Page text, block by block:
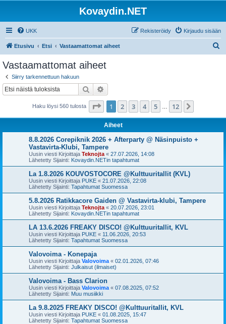
Kovaydin.NET
UKK Kirjaudu sisään
Rekisteröidy
Etusivu Etsi Vastaamattomat aiheet
Vastaamattomat aiheet
Siirry tarkennettuun hakuun
Etsi
Haku löysi 560 tulosta Sivu /12
1 2 3 4 5 12
Aiheet
8.8.2026 Corepiknik 2026 + Afterparty @ Näsinpuisto +
Vastavirta-Klubi, Tampere
Uusin viesti Kirjoittaja Teknojta « 27.07.2026, 14:08
Lähetetty Sijainti: Kovaydin.NETin tapahtumat
La 1.8.2026 KOUVOSTOCORE @Kulttuuritallit (KVL)
Uusin viesti Kirjoittaja PUKE « 21.07.2026, 22:08
Lähetetty Sijainti: Tapahtumat Suomessa
5.8.2026 Ratikkacore Gaiden @ Vastavirta-klubi, Tampere
Uusin viesti Kirjoittaja Teknojta « 20.07.2026, 23:01
Lähetetty Sijainti: Kovaydin.NETin tapahtumat
LA 13.6.2026 FREAKY DISCO! @Kulttuuritallit, KVL
Uusin viesti Kirjoittaja PUKE « 11.06.2026, 20:53
Lähetetty Sijainti: Tapahtumat Suomessa
Valovoima - Konepaja
Uusin viesti Kirjoittaja Valovoima « 02.01.2026, 07:46
Lähetetty Sijainti: Julkaisut (ilmaiset)
Valovoima - Bass Clarion
Uusin viesti Kirjoittaja Valovoima « 07.08.2025, 07:52
Lähetetty Sijainti: Muu musiikki
La 9.8.2025 FREAKY DISCO! @Kulttuuritallit, KVL
Uusin viesti Kirjoittaja PUKE « 01.08.2025, 15:47
Lähetetty Sijainti: Tapahtumat Suomessa